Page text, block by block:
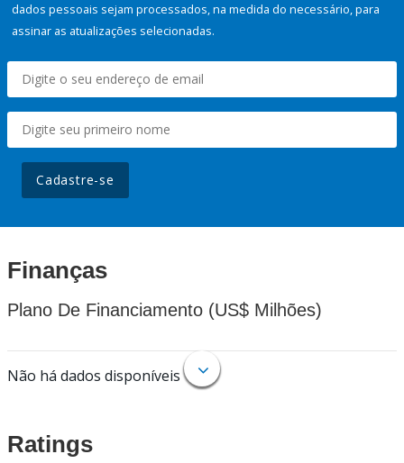
dados pessoais sejam processados, na medida do necessário, para
assinar as atualizações selecionadas.
Cadastre-se
Finanças
Plano De Financiamento (US$ Milhões)
Não há dados disponíveis
Ratings